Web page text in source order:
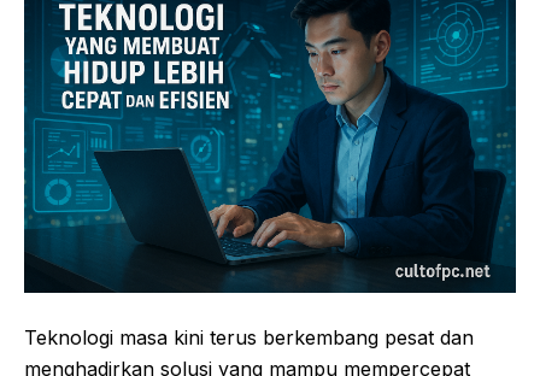
Teknologi masa kini terus berkembang pesat dan
menghadirkan solusi yang mampu mempercepat